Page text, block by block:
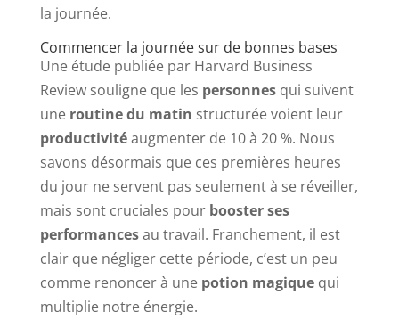
la journée.
Commencer la journée sur de bonnes bases
Une étude publiée par Harvard Business
Review souligne que les personnesqui suivent
une routine du matin structurée voient leur
productivitéaugmenter de 10 à 20 %. Nous
savons désormais que ces premières heures
du jour ne servent pas seulement à se réveiller,
mais sont cruciales pour booster ses
performancesau travail. Franchement, il est
clair que négliger cette période, c’est un peu
comme renoncer à une potion magiquequi
multiplie notre énergie.